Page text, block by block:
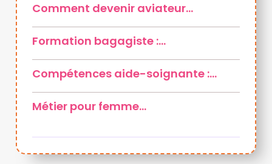
Comment devenir aviateur…
Formation bagagiste :…
Compétences aide-soignante :…
Métier pour femme…